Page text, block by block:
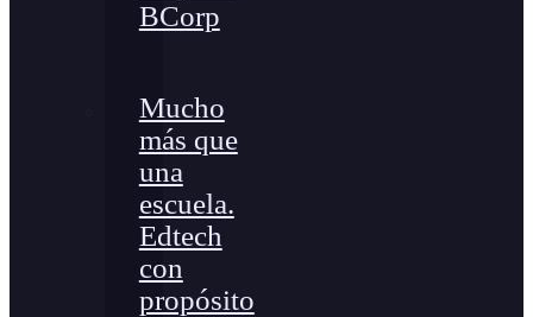
BCorp
Mucho
más que
una
escuela.
Edtech
con
propósito